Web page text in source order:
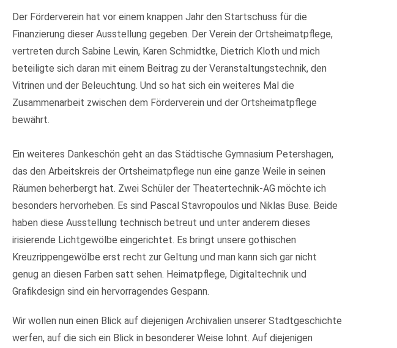
Der Förderverein hat vor einem knappen Jahr den Startschuss für die
Finanzierung dieser Ausstellung gegeben. Der Verein der Ortsheimatpflege,
vertreten durch Sabine Lewin, Karen Schmidtke, Dietrich Kloth und mich
beteiligte sich daran mit einem Beitrag zu der Veranstaltungstechnik, den
Vitrinen und der Beleuchtung. Und so hat sich ein weiteres Mal die
Zusammenarbeit zwischen dem Förderverein und der Ortsheimatpflege
bewährt.
Ein weiteres Dankeschön geht an das Städtische Gymnasium Petershagen,
das den Arbeitskreis der Ortsheimatpflege nun eine ganze Weile in seinen
Räumen beherbergt hat. Zwei Schüler der Theatertechnik-AG möchte ich
besonders hervorheben. Es sind Pascal Stavropoulos und Niklas Buse. Beide
haben diese Ausstellung technisch betreut und unter anderem dieses
irisierende Lichtgewölbe eingerichtet. Es bringt unsere gothischen
Kreuzrippengewölbe erst recht zur Geltung und man kann sich gar nicht
genug an diesen Farben satt sehen. Heimatpflege, Digitaltechnik und
Grafikdesign sind ein hervorragendes Gespann.
Wir wollen nun einen Blick auf diejenigen Archivalien unserer Stadtgeschichte
werfen, auf die sich ein Blick in besonderer Weise lohnt. Auf diejenigen